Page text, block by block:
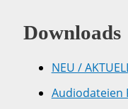
Downloads
NEU /
Audiodateien